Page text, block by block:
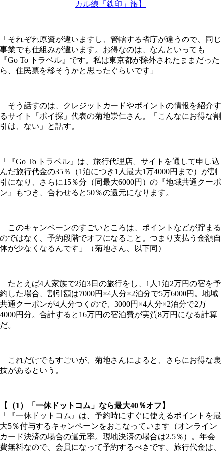
カル線「鉄印」旅】
「それぞれ原資が違いますし、管轄する省庁が違うので、同じ
事業でも仕組みが違います。お得なのは、なんといっても
『Go To トラベル』です。私は東京都が除外されたままだった
ら、住民票を移そうかと思ったぐらいです」
そう話すのは、クレジットカードやポイントの情報を紹介す
るサイト「ポイ探」代表の菊地崇仁さん。「こんなにお得な割
引は、ない」と話す。
「『Go To トラベル』は、旅行代理店、サイトを通して申し込
んだ旅行代金の35％（1泊につき1人最大1万4000円まで）が割
引になり、さらに15％分（同最大6000円）の『地域共通クーポ
ン』もつき、合わせると50％の還元になります。
このキャンペーンのすごいところは、ポイントなどが貯まる
のではなく、予約段階でオフになること。つまり支払う金額自
体が少なくなるんです」（菊地さん、以下同）
たとえば4人家族で2泊3日の旅行をし、1人1泊2万円の宿を予
約した場合、割引額は7000円×4人分×2泊分で5万6000円。地域
共通クーポンが4人分つくので、3000円×4人分×2泊分で2万
4000円分。合計すると16万円の宿泊費が実質8万円になる計算
だ。
これだけでもすごいが、菊地さんによると、さらにお得な裏
技があるという。
【（1）「一休ドットコム」なら最大40％オフ】
「『一休ドットコム』は、予約時にすぐに使えるポイントを最
大5％付与するキャンペーンをおこなっています（オンライン
カード決済の場合の還元率。現地決済の場合は2.5％）。年会
費無料なので、会員になって予約するべきです。旅行代金は、